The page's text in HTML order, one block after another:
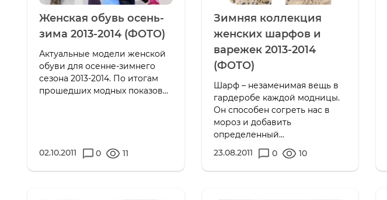
Женская обувь осень-
зима 2013-2014 (ФОТО)
Актуальные модели женской
обуви для осенне-зимнего
сезона 2013-2014. По итогам
прошедших модных показов...
02.10.2011 0 11
Зимняя коллекция
женских шарфов и
варежек 2013-2014
(ФОТО)
Шарф – незаменимая вещь в
гардеробе каждой модницы.
Он способен согреть нас в
мороз и добавить
определенный...
23.08.2011
0 10